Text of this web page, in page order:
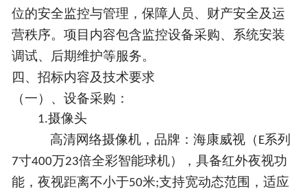
位的安全监控与管理，保障人员、财产安全及运
营秩序。项目内容包含监控设备采购、系统安装
调试、后期维护等服务。
四、招标内容及技术要求
（一） 、设备采购：
1.摄像头
高清网络摄像机， 品牌：海康威视（ E系列
7寸400万23倍全彩智能球机）
，具备红外夜视功
能，夜视距离不小于50米;支持宽动态范围，适应